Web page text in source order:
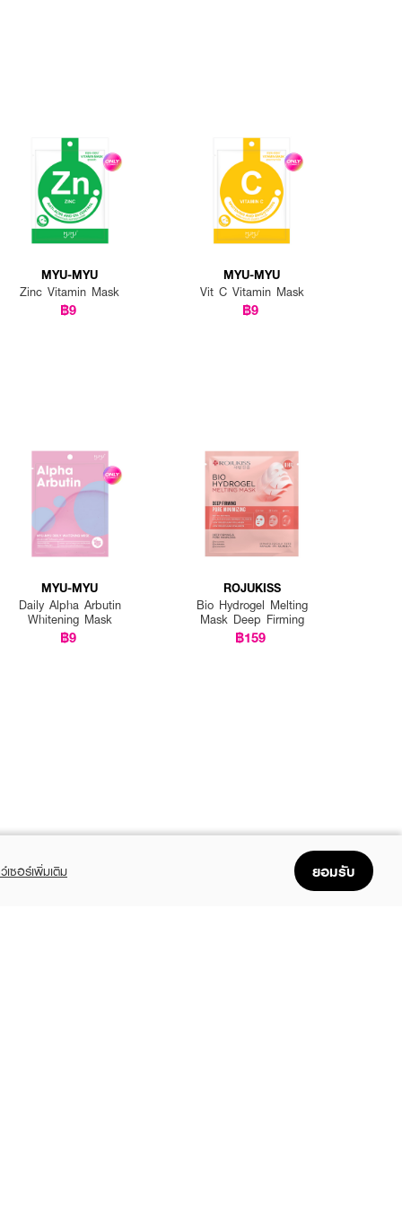
MYU-MYU
Zinc Vitamin Mask
฿9
MYU-MYU
Vit C Vitamin Mask
฿9
MYU-MYU
Daily Alpha Arbutin
Whitening Mask
฿9
ROJUKISS
Bio Hydrogel Melting
Mask Deep Firming
฿159
เซอร์เพิ่มเติม ยอมรับ